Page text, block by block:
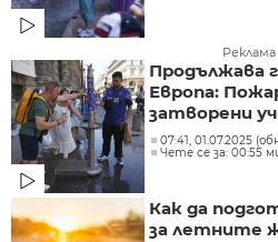
Реклама
Продължава
Европа:
затворени
07:41, 01.07.2025
Чете се за: 00:55
Как да
за летните